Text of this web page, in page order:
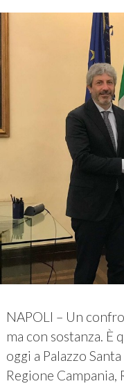
NAPOLI – Un
ma con sostanza. È
oggi a Palazzo
Regione